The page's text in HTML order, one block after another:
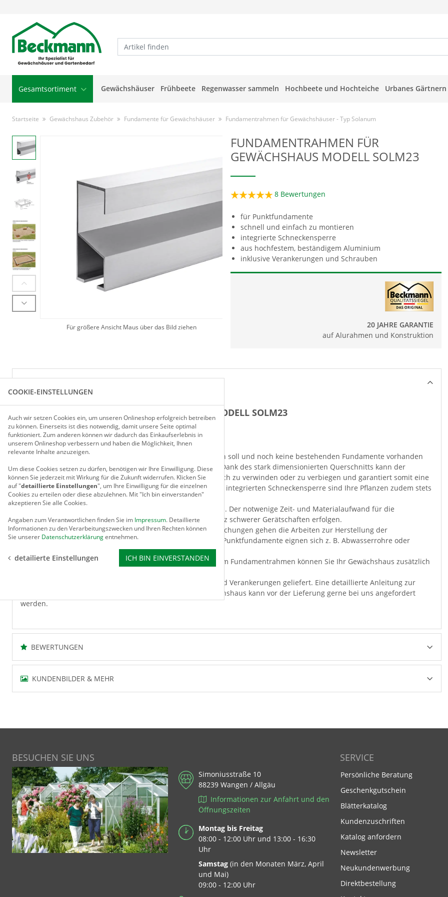
Gesamtsortiment Gewächshäuser Frühbeete Regenwasser sammeln Hochbeete und Hochteiche Urbanes Gärtnern
Startseite Gewächshaus Zubehör Fundamente für Gewächshäuser Fundamentrahmen für Gewächshäuser - Typ Solanum
Für größere Ansicht Maus über das Bild ziehen
FUNDAMENTRAHMEN FÜR
GEWÄCHSHAUS MODELL SOLM23
8 Bewertungen
für Punktfundamente
schnell und einfach zu montieren
integrierte Schneckensperre
aus hochfestem, beständigem Aluminium
inklusive Verankerungen und Schrauben
20 JAHRE GARANTIE
auf Alurahmen und Konstruktion
FUNDAMENTRAHMEN FÜR GEWÄCHSHAUS MODELL SOLM23
Länge 194,7 cm, Breite 255 cm
4 Punktfundamente
Wenn Ihr Gewächshaus auf einer ebenerdigen Fläche stehen soll und noch keine bestehenden Fundamente vorhanden
sind, ist der Fundamentrahmen genau das Richtige für Sie! Dank des stark dimensionierten Querschnitts kann der
Fundamentrahmen auch stärkste Kräfte aufnehmen ohne sich zu verwinden oder zu verbiegen und garantiert somit eine
stabile und dauerhafte Basis für Ihr Gewächshaus. Dank der integrierten Schneckensperre sind Ihre Pflanzen zudem stets
hervorragend vor gefräßigen Besuchern geschützt.
Der Fundamentrahmen ist schnell und einfach zu montieren. Der notwenige Zeit- und Materialaufwand für die
Punktfundamente fällt gering aus und kann ohne den Einsatz schwerer Gerätschaften erfolgen.
Mit Hilfe von in Baufachmärkten erhältlichen Fertigbetonmischungen gehen die Arbeiten zur Herstellung der
Punktfundamente leicht von der Hand. Als Schalung für die Punktfundamente eignen sich z. B. Abwasserrohre oder
einfache Schalungen aus Holz.
Durch den optionalen Einsatz von Styrodur-Platten unter dem Fundamentrahmen können Sie Ihr Gewächshaus zusätzlich
Der Fundamentrahmen wird mit allen Verbindungsteilen und Verankerungen geliefert. Eine detaillierte Anleitung zur
Herstellung der passenden Punktfundamente für Ihr Gewächshaus kann vor der Lieferung gerne bei uns angefordert
werden.
BEWERTUNGEN
KUNDENBILDER & MEHR
BESUCHEN SIE UNS
Simoniusstraße 10
88239 Wangen / Allgäu
Informationen zur Anfahrt und den
Öffnungszeiten
Montag bis Freitag
08:00 - 12:00 Uhr und 13:00 - 16:30
Uhr
Samstag (in den Monaten März, April
und Mai)
09:00 - 12:00 Uhr
SERVICE
Persönliche Beratung
Geschenkgutschein
Blätterkatalog
Kundenzuschriften
Footer Link
Katalog anfordern
Newsletter
Neukundenwerbung
Direktbestellung
COOKIE-EINSTELLUNGEN
Auch wir setzen Cookies ein, um unseren Onlineshop erfolgreich betreiben
zu können. Einerseits ist dies notwendig, damit unsere Seite optimal
funktioniert. Zum anderen können wir dadurch das Einkaufserlebnis in
unserem Onlineshop verbessern und haben die Möglichkeit, Ihnen
relevante Inhalte anzuzeigen.
Um diese Cookies setzen zu dürfen, benötigen wir Ihre Einwilligung. Diese
können Sie jederzeit mit Wirkung für die Zukunft widerrufen. Klicken Sie
auf "detaillierte Einstellungen", um Ihre Einwilligung für die einzelnen
Cookies zu erteilen oder diese abzulehnen. Mit "Ich bin einverstanden"
akzeptieren Sie alle Cookies.
Angaben zum Verantwortlichen finden Sie im Impressum. Detaillierte
Informationen zu den Verarbeitungszwecken und Ihren Rechten können
Sie unserer Datenschutzerklärung entnehmen.
detailierte Einstellungen ICH BIN EINVERSTANDEN